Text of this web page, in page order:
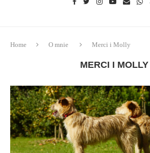
Home O mnie Merci i Molly
MERCI I MOLLY